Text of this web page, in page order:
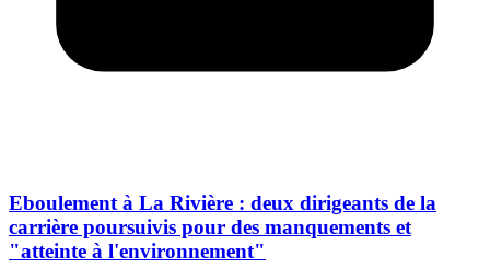
Eboulement à La Rivière : deux dirigeants de la
carrière poursuivis pour des manquements et
"atteinte à l'environnement"